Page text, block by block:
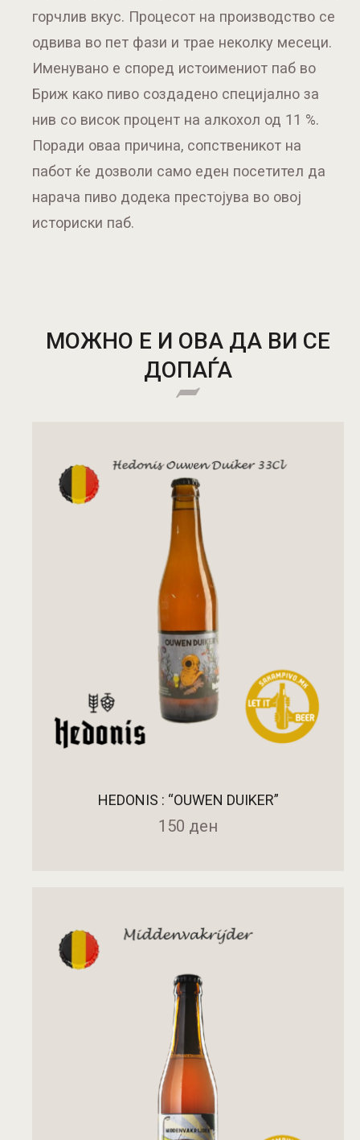
горчлив вкус. Процесот на производство се
одвива во пет фази и трае неколку месеци.
Именувано е според истоимениот паб во
Бриж како пиво создадено специјално за
нив со висок процент на алкохол од 11 %.
Поради оваа причина, сопственикот на
пабот ќе дозволи само еден посетител да
нарача пиво додека престојува во овој
историски паб.
МОЖНО Е И ОВА ДА ВИ СЕ
ДОПАЃА
HEDONIS : “OUWEN DUIKER”
150 ден
ДОДАДИ ВО КОШНИЧКА